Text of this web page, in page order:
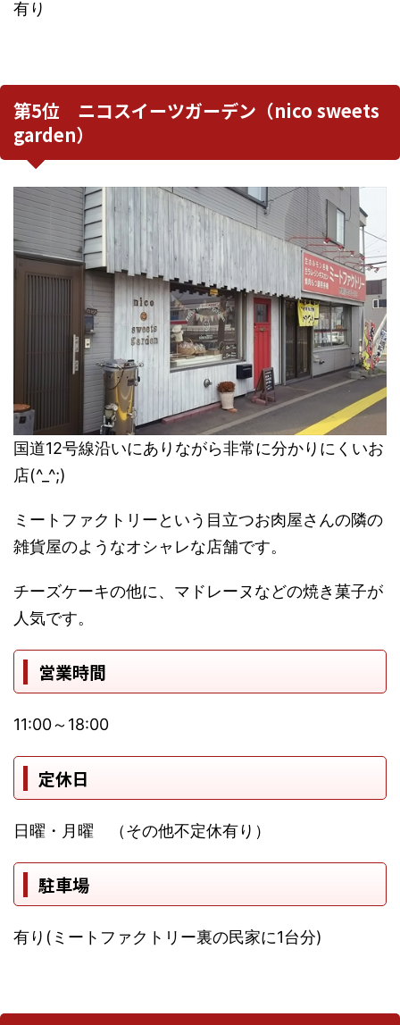
有り
第5位 ニコスイーツガーデン（nico sweets
garden）
国道12号線沿いにありながら非常に分かりにくいお
店(^_^;)
ミートファクトリーという目立つお肉屋さんの隣の
雑貨屋のようなオシャレな店舗です。
チーズケーキの他に、マドレーヌなどの焼き菓子が
人気です。
営業時間
11:00～18:00
定休日
日曜・月曜 （その他不定休有り）
駐車場
有り(ミートファクトリー裏の民家に1台分)